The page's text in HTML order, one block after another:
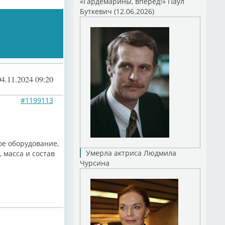
09:20
#1199113
оборудование,
и состав
Буткевич (12.06.2026)
Умерла актриса Людмила
Чурсина